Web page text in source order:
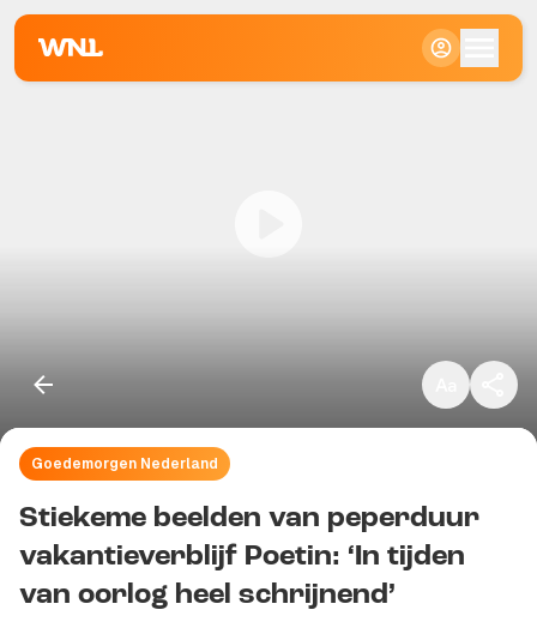
Goedemorgen Nederland
Stiekeme beelden van peperduur
vakantieverblijf Poetin: ‘In tijden
van oorlog heel schrijnend’